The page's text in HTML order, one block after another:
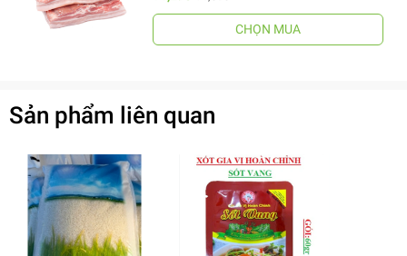
CHỌN MUA
Sản phẩm liên quan